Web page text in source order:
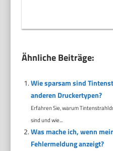
Ähnliche Beiträge:
Wie sparsam sind
anderen Druckertypen?
Erfahren Sie, warum
sind und wie...
Was mache ich, wenn
Fehlermeldung anzeigt?